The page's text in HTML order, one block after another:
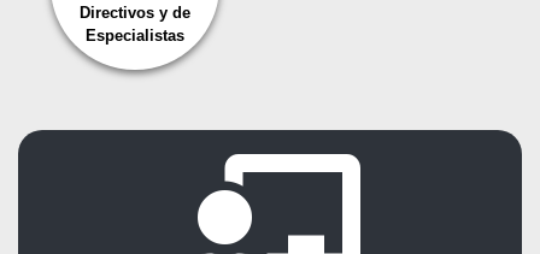
Directivos y de
Especialistas